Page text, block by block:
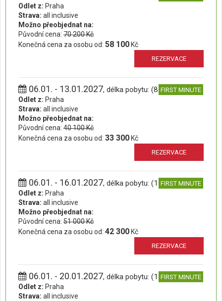
Odlet z: Praha
Strava: all inclusive
Možno přeobjednat na:
Původní cena: 70 200 Kč
Konečná cena za osobu od: 58 100 Kč
REZERVACE
06.01. - 13.01.2027, délka pobytu: (8 dní)FIRST MINUTE
Odlet z: Praha
Strava: all inclusive
Možno přeobjednat na:
Původní cena: 40 100 Kč
Konečná cena za osobu od: 33 300 Kč
REZERVACE
06.01. - 16.01.2027, délka pobytu: (11 dní)FIRST MINUTE
Odlet z: Praha
Strava: all inclusive
Možno přeobjednat na:
Původní cena: 51 000 Kč
Konečná cena za osobu od: 42 300 Kč
REZERVACE
06.01. - 20.01.2027, délka pobytu: (15 dní)FIRST MINUTE
Odlet z: Praha
Strava: all inclusive